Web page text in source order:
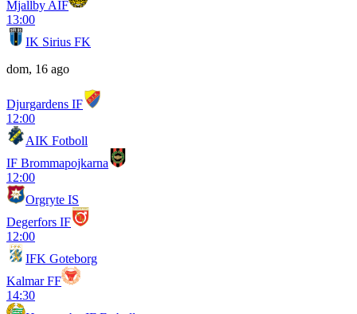
Mjallby AIF
13:00
IK Sirius FK
dom, 16 ago
Djurgardens IF
12:00
AIK Fotboll
IF Brommapojkarna
12:00
Orgryte IS
Degerfors IF
12:00
IFK Goteborg
Kalmar FF
14:30